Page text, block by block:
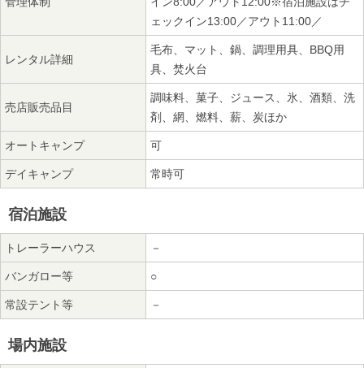
ェックイン13:00／アウト11:00／
レンタル詳細
毛布、マット、鍋、調理用具、BBQ用
具、焚火台
売店販売品目
調味料、菓子、ジュース、氷、酒類、洗
剤、網、燃料、薪、炭ほか
オートキャンプ 可
デイキャンプ 常時可
宿泊施設
トレーラーハウス －
バンガロー等 ○
常設テント等 －
場内施設